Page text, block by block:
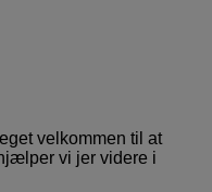
velkommen til at
vi jer videre i